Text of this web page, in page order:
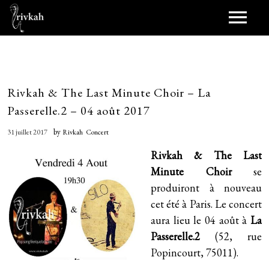
Scènes
Scènes passées
Jukebox
Duet (2021)
Birthdayz (2016)
Shara (novembre 2013)
Bobines
Scopitones
Représentations
Pellicule
Rivkah & The Last Minute Choir – La
Passerelle.2 – 04 août 2017
31 juillet 2017 by Rivkah Concert
Rivkah & The Last
Minute Choirse
produiront à nouveau
cet été à Paris. Le concert
aura lieu le 04 août à La
Passerelle.2 (52, rue
Popincourt, 75011).